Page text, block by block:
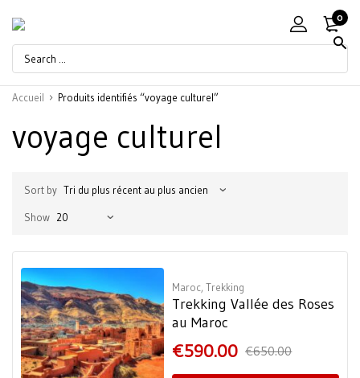
0
Accueil Produits identifiés “voyage culturel”
voyage culturel
Sort by
Show
Maroc,Trekking
Trekking Vallée des Roses
au Maroc
€650.00
€590.00